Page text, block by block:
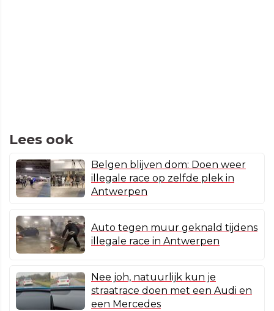
Lees ook
Belgen blijven dom: Doen weer
illegale race op zelfde plek in
Antwerpen
Auto tegen muur geknald tijdens
illegale race in Antwerpen
Nee joh, natuurlijk kun je
straatrace doen met een Audi en
een Mercedes